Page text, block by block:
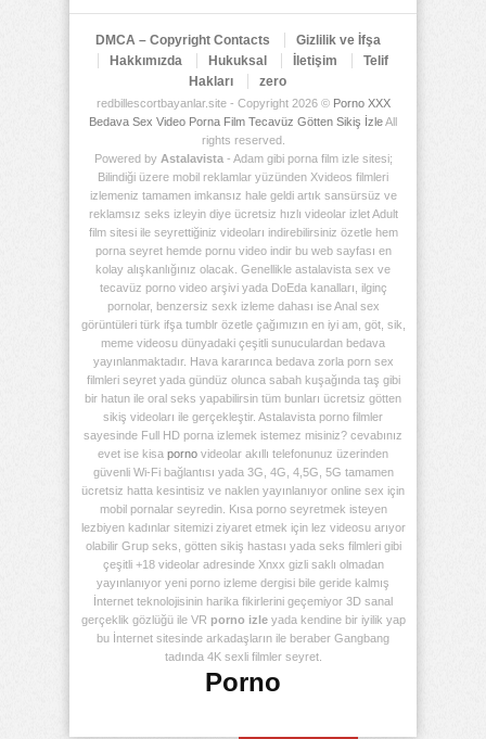
DMCA – Copyright Contacts
Gizlilik ve İfşa
Hakkımızda
Hukuksal İletişim
Telif
Hakları
zero
redbillescortbayanlar.site - Copyright 2026 © Porno XXX
Bedava Sex Video Porna Film Tecavüz Götten Sikiş İzleAll
rights reserved.
Powered by Astalavista- Adam gibi porna film izle sitesi;
Bilindiği üzere mobil reklamlar yüzünden Xvideos filmleri
izlemeniz tamamen imkansız hale geldi artık sansürsüz ve
reklamsız seks izleyin diye ücretsiz hızlı videolar izlet Adult
film sitesi ile seyrettiğiniz videoları indirebilirsiniz özetle hem
porna seyret hemde pornu video indir bu web sayfası en
kolay alışkanlığınız olacak. Genellikle astalavista sex ve
tecavüz porno video arşivi yada DoEda kanalları, ilginç
pornolar, benzersiz sexk izleme dahası ise Anal sex
görüntüleri türk ifşa tumblr özetle çağımızın en iyi am, göt, sik,
meme videosu dünyadaki çeşitli sunuculardan bedava
yayınlanmaktadır. Hava kararınca bedava zorla porn sex
filmleri seyret yada gündüz olunca sabah kuşağında taş gibi
bir hatun ile oral seks yapabilirsin tüm bunları ücretsiz götten
sikiş videoları ile gerçekleştir. Astalavista porno filmler
sayesinde Full HD porna izlemek istemez misiniz? cevabınız
evet ise kisa porno videolar akıllı telefonunuz üzerinden
güvenli Wi-Fi bağlantısı yada 3G, 4G, 4,5G, 5G tamamen
ücretsiz hatta kesintisiz ve naklen yayınlanıyor online sex için
mobil pornalar seyredin. Kısa porno seyretmek isteyen
lezbiyen kadınlar sitemizi ziyaret etmek için lez videosu arıyor
olabilir Grup seks, götten sikiş hastası yada seks filmleri gibi
çeşitli +18 videolar adresinde Xnxx gizli saklı olmadan
yayınlanıyor yeni porno izleme dergisi bile geride kalmış
İnternet teknolojisinin harika fikirlerini geçemiyor 3D sanal
gerçeklik gözlüğü ile VR porno izleyada kendine bir iyilik yap
bu İnternet sitesinde arkadaşların ile beraber Gangbang
tadında 4K sexli filmler seyret.
Porno